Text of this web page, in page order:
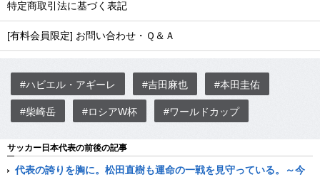
特定商取引法に基づく表記
[有料会員限定] お問い合わせ・Ｑ＆Ａ
#ハビエル・アギーレ #吉田麻也 #本田圭佑
#柴崎岳 #ロシアW杯 #ワールドカップ
サッカー日本代表の前後の記事
代表の誇りを胸に。松田直樹も運命の一戦を見守っている。～今